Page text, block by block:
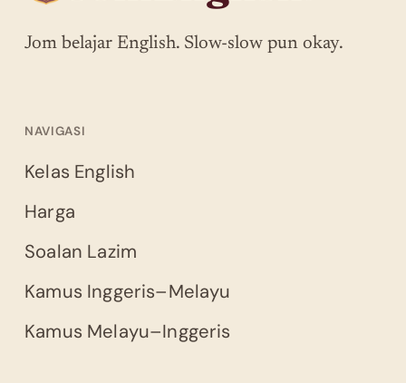
Jom belajar English. Slow-slow pun okay.
NAVIGASI
Kelas English
Harga
Soalan Lazim
Kamus Inggeris–Melayu
Kamus Melayu–Inggeris